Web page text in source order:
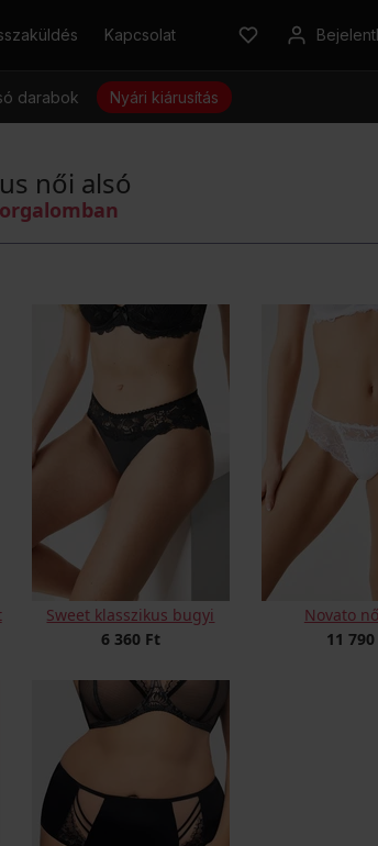
Kapcsolat
darabok Nyári kiárusítás
női alsó
Sweet klasszikus bugyi
6 360 Ft
Novato
11